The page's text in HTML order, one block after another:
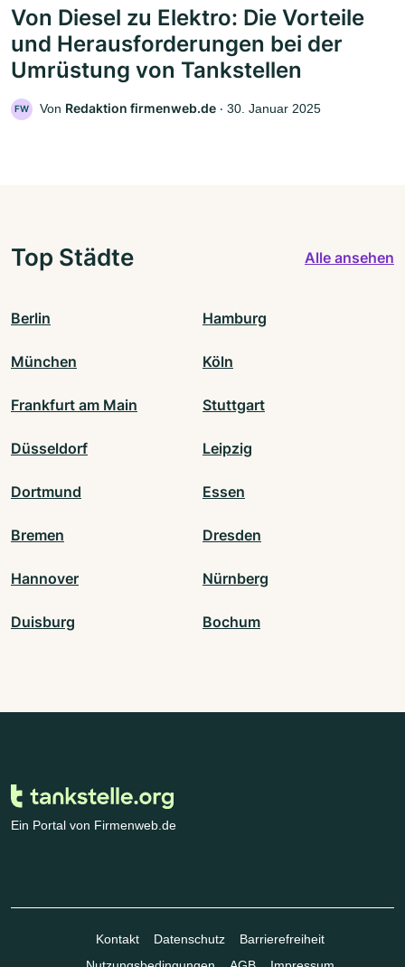
Von Diesel zu Elektro: Die Vorteile
und Herausforderungen bei der
Umrüstung von Tankstellen
FW Von Redaktion firmenweb.de ‧ 30. Januar 2025
Top Städte Alle ansehen
Berlin Hamburg
München Köln
Frankfurt am Main Stuttgart
Düsseldorf Leipzig
Dortmund Essen
Bremen Dresden
Hannover Nürnberg
Duisburg Bochum
Ein Portal von Firmenweb.de
Kontakt Datenschutz
Barrierefreiheit